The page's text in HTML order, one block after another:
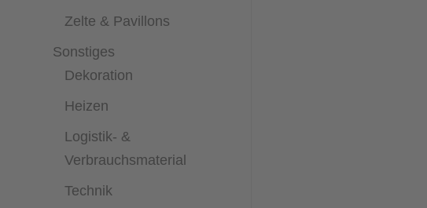
Zelte & Pavillons
Sonstiges
Dekoration
Heizen
Logistik- &
Verbrauchsmaterial
Technik